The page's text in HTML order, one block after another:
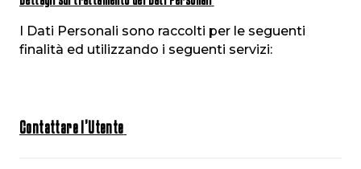
I Dati Personali sono raccolti per le seguenti
finalità ed utilizzando i seguenti servizi:
Contattare l’Utente